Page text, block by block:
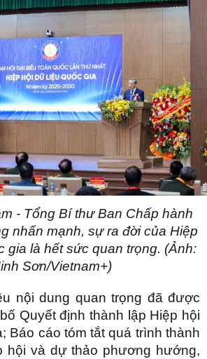
- Tổng Bí thư Ban Chấp hành
nhấn mạnh, sự ra đời của Hiệp
gia là hết sức quan trọng. (Ảnh:
Sơn/Vietnam+)
nội dung quan trọng đã được
Quyết định thành lập Hiệp hội
Báo cáo tóm tắt quá trình thành
hội và dự thảo phương hướng,